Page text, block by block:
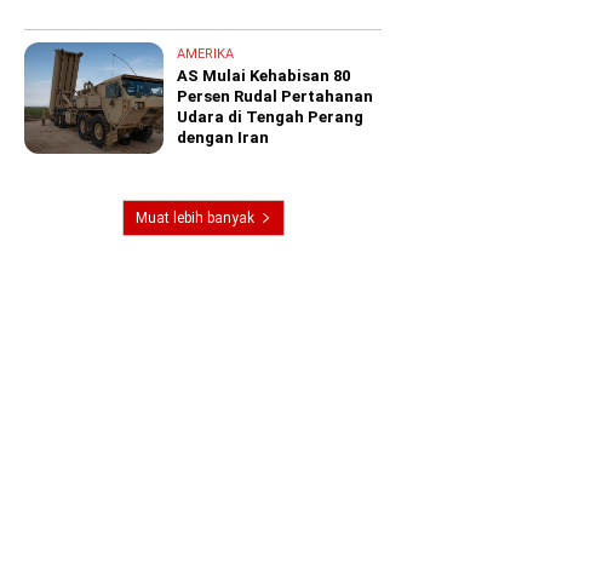
AMERIKA
AS Mulai Kehabisan 80
Persen Rudal Pertahanan
Udara di Tengah Perang
dengan Iran
Muat lebih banyak